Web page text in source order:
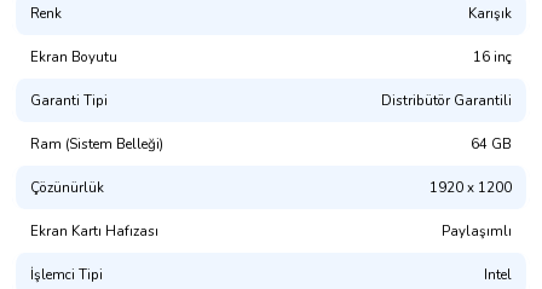
Renk Karışık
Ekran Boyutu 16 inç
Garanti Tipi Distribütör Garantili
Ram (Sistem Belleği) 64 GB
Çözünürlük 1920 x 1200
Ekran Kartı Hafızası Paylaşımlı
İşlemci Tipi Intel